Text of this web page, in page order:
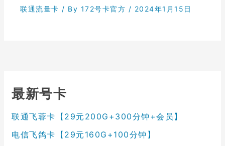
联通流量卡 / By 172号卡官方 / 2024年1月15日
最新号卡
联通飞蓉卡【29元200G+300分钟+会员】
电信飞鸽卡【29元160G+100分钟】